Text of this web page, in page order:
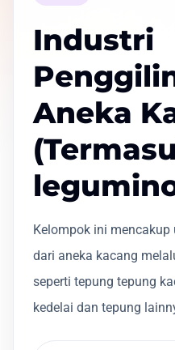
Industri
Aneka
Kelompok ini
dari aneka kacang
seperti tepung tepung
kedelai dan tepung